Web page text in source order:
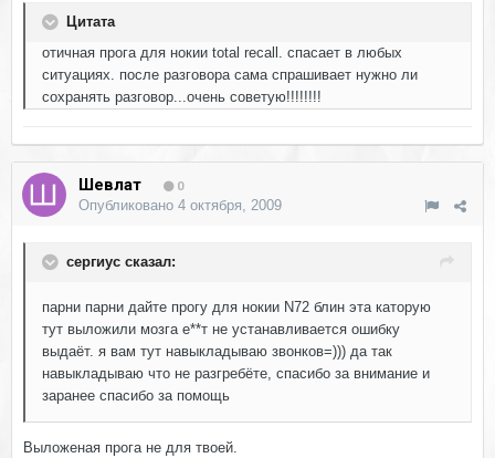
Цитата
отичная прога для нокии total recall. спасает в любых
ситуациях. после разговора сама спрашивает нужно ли
сохранять разговор...очень советую!!!!!!!!
Шевлат 0
Опубликовано 4 октября, 2009
сергиус сказал:
парни парни дайте прогу для нокии N72 блин эта каторую
тут выложили мозга е**т не устанавливается ошибку
выдаёт. я вам тут навыкладываю звонков=))) да так
навыкладываю что не разгребёте, спасибо за внимание и
заранее спасибо за помощь
Выложеная прога не для твоей.